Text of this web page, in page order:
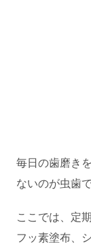
毎日の歯磨き
ないのが虫歯で
ここでは、定
フッ素塗布、